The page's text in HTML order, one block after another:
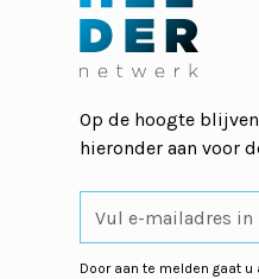
Op de hoogte
hieronder aan voor
Door aan te melden gaat